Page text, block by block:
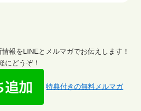
報をLINEとメルマガでお伝えします！
にどうぞ！
特典付きの無料メルマガ